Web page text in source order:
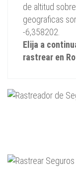
de altitud
geograficas
-6,358202.
Elija a
rastrear en